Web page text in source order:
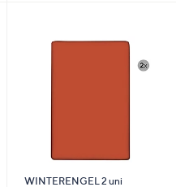
WINTERENGEL 2 uni